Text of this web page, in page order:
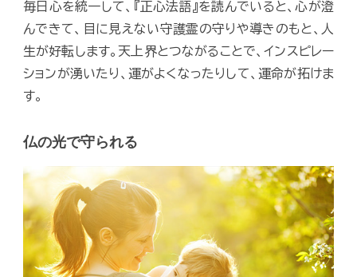
毎日心を統一して、『正心法語』を読んでいると、心が澄
んできて、目に見えない守護霊の守りや導きのもと、人
生が好転します。天上界とつながることで、インスピレー
ションが湧いたり、運がよくなったりして、運命が拓けま
す。
仏の光で守られる